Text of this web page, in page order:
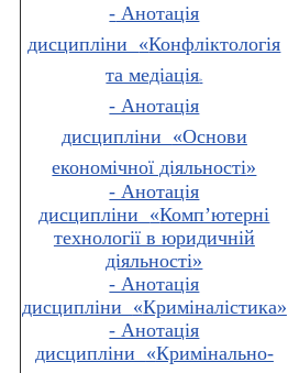
- Анотація
дисципліни «Конфліктологія
та медіація»
- Анотація
дисципліни «Основи
економічної діяльності»
- Анотація
дисципліни «Комп’ютерні
технології в юридичній
діяльності»
- Анотація
дисципліни «Криміналістика»
- Анотація
дисципліни «Кримінально-